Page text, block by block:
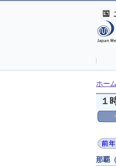
ホーム
１
那覇